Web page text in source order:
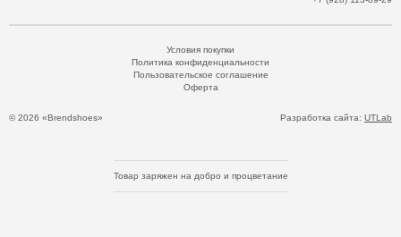
© 2026 «Brendshoes»
Условия покупки
Политика конфиденциальности
Пользовательское соглашение
Оферта
Разработка сайта: UTLab
Товар заряжен на добро и процветание